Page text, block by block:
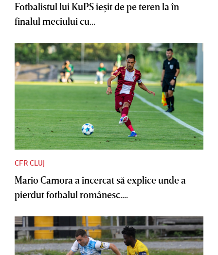
Fotbalistul lui KuPS ieşit de pe teren la în
finalul meciului cu...
CFR CLUJ
Mario Camora a încercat să explice unde a
pierdut fotbalul românesc....